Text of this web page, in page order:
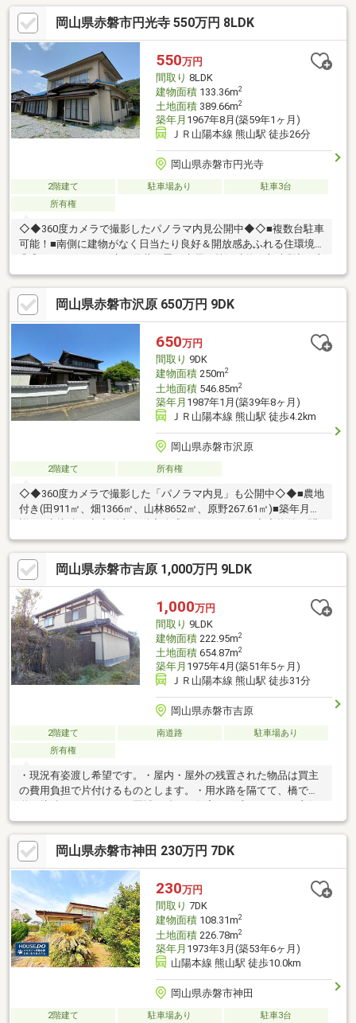
㎡)※土砂災害警戒区域内(土石流)※建築月日不詳※滅失登記まだし
ていない解体部分あり。記載建物面積は現状母屋部分の面積で
す。購入・買い替え・購入+リノベーションなど、お気軽にご相
談ください！お問い合わせは【086-250-9005】または資料請求・
来場予約ボタンから。
岡山県赤磐市円光寺 550万円 8LDK
550万円
間取り 8LDK
建物面積133.36m2
土地面積389.66m2
築年月 1967年8月(築59年1ヶ月)
ＪＲ山陽本線 熊山駅 徒歩26分
岡山県赤磐市円光寺
2階建て 駐車場あり
駐車3台
所有権
◇◆360度カメラで撮影したパノラマ内見公開中◆◇■複数台駐車
可能！■南側に建物がなく日当たり良好＆開放感あふれる住環境
砂災害警戒区域(土石流)に該当◇◆LINEでの問い合わせも可能で
す◆◇内見予約や物件に関する質問等お問い合わせ下さい↓下記
で検索してお友達登録して下さい↓■アカウント名→咲良不動産株
式会社■ID→＠403akwjq※お友達登録後、まずはお名前(フルネー
ム)をメッセージでお送り下さい※
岡山県赤磐市沢原 650万円 9DK
650万円
間取り 9DK
建物面積250m2
土地面積546.85m2
築年月 1987年1月(築39年8ヶ月)
ＪＲ山陽本線 熊山駅 徒歩4.2km
岡山県赤磐市沢原
2階建て 所有権
◇◆360度カメラで撮影した「パノラマ内見」も公開中◇◆■農地
付き(田911㎡、畑1366㎡、山林8652㎡、原野267.61㎡)■築年月不
い合わせや見学予約がLINEで手軽にできます♪まずはお友達登録か
らお願いします。■アカウント名→咲良不動産株式会社■ID→＠
403akwjq※お友達登録後、お名前(フルネーム)をメッセージでお
送り頂き登録完了です
岡山県赤磐市吉原 1,000万円 9LDK
1,000万円
間取り 9LDK
建物面積222.95m2
土地面積654.87m2
築年月 1975年4月(築51年5ヶ月)
ＪＲ山陽本線 熊山駅 徒歩31分
岡山県赤磐市吉原
2階建て 南道路
駐車場あり
所有権
・現況有姿渡し希望です。・屋内・屋外の残置された物品は買主
の費用負担で片付けるものとします。・用水路を隔てて、橋で県
な環境です。・家具は一式揃っており、不要品を片付ければ直ぐ
にでも生活することが可能です。・付近に所有農地約２０００坪
が存じます。農地も一緒に購入する事が条件となります。すなわ
ち農業従事者の資格が取得できます。・現在空家で事前に予約し
て随時案内可能です。
岡山県赤磐市神田 230万円 7DK
230万円
間取り 7DK
建物面積108.31m2
土地面積226.78m2
築年月 1973年3月(築53年6ヶ月)
山陽本線 熊山駅 徒歩10.0km
岡山県赤磐市神田
2階建て 駐車場あり 駐車3台